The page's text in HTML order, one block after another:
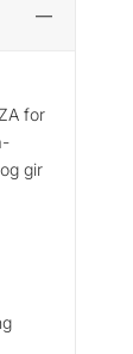
for
gir